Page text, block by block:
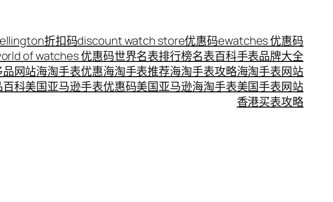
折扣码discount watch store优惠码ewatches 优惠码
of watches 优惠码世界名表排行榜名表百科手表品牌大全
网站海淘手表优惠海淘手表推荐海淘手表攻略海淘手表网站
科美国亚马逊手表优惠码美国亚马逊海淘手表美国手表网站
香港买表攻略